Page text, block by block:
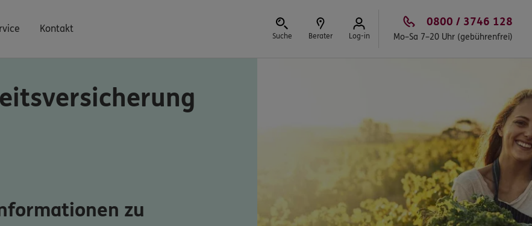
Kontakt
Suche Berater Log-in
0800 / 3746 128
Mo–Sa 7–20 Uhr (gebührenfrei)
zu